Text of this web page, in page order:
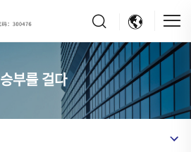
승부를 걸다